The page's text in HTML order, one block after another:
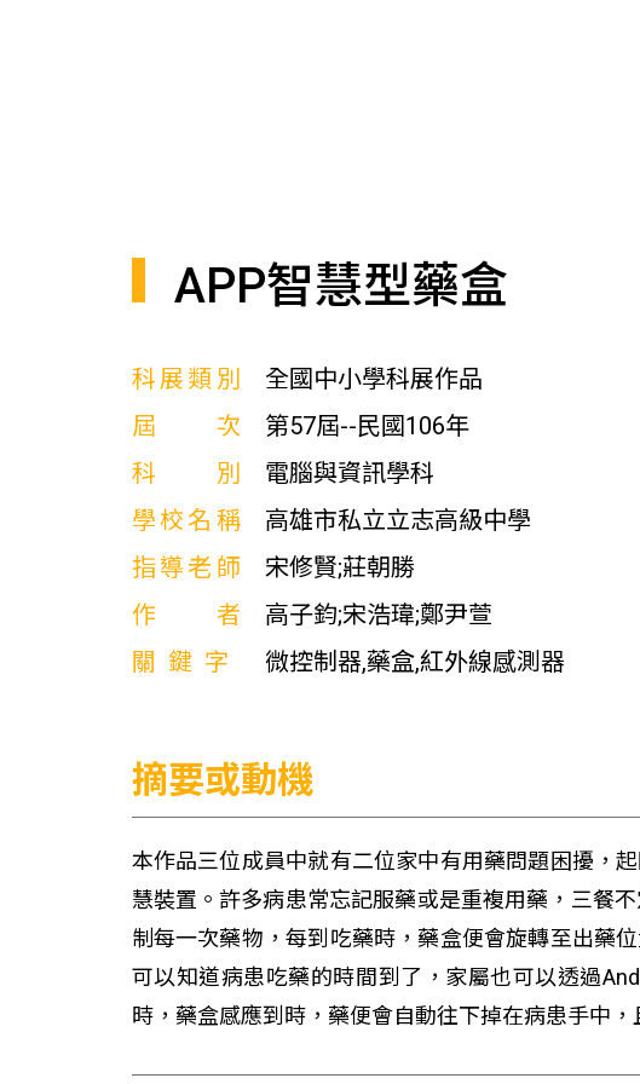
APP智慧型藥盒
科展類別
全國中小學科展作品
屆次
第57屆--民國106年
科別
電腦與資訊學科
學校名稱
高雄市私立立志高級中學
指導老師
宋修賢;莊朝勝
作者
高子鈞;宋浩瑋;鄭尹萱
關鍵字
微控制器,藥盒,紅外線感測器
摘要或動機
本作品三位成員中就有二位家中有用藥問題困擾，
慧裝置。許多病患常忘記服藥或是重複用藥，三餐
制每一次藥物，每到吃藥時，藥盒便會旋轉至出藥
可以知道病患吃藥的時間到了，家屬也可以透過
時，藥盒感應到時，藥便會自動往下掉在病患手中